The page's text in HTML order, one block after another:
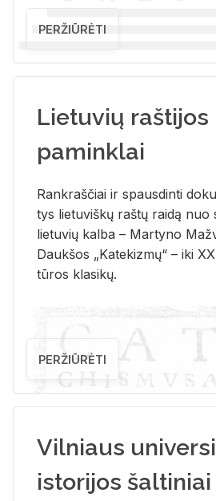
PERŽIŪRĖTI
Lietuvių raštijos
paminklai
Rank­raš­čiai ir spaus­din­ti
tys lie­tu­viš­kų raš­tų rai­dą nuo
lie­tu­vių kal­ba – Mar­ty­no
Dauk­šos „Ka­te­kiz­mų“ – iki
tū­ros kla­si­kų.
PERŽIŪRĖTI
Vilniaus
istorijos šaltiniai